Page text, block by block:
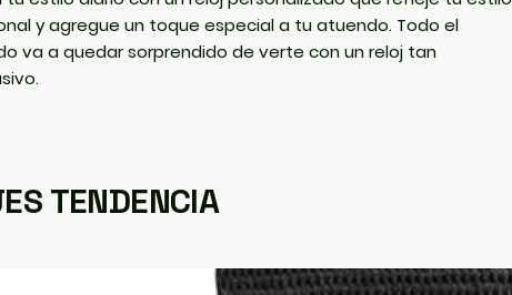
y agregue un toque especial a tu atuendo. Todo el
va a quedar sorprendido de verte con un reloj tan
TENDENCIA